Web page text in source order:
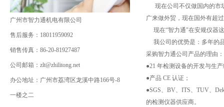
广州市智力通机电有限公司
售后服务：18011959092
销售传真：86-20-81927487
公司邮箱：zlt@zhilitong.net
办公地址：广州市荔湾区龙溪中路166号-8
一楼之二
现在公司不仅做国内的市
广来做外贸，现在国外有超
现在“智力通"在安规仪器
我公司的优势是：多年的
采购智力通公司产品的理由：
●21 年检测设备的开发与生
●产品 CE 认证；
●SGS、BV、ITS、TUV、
的检测仪器供应商。